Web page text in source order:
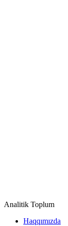
Analitik Toplum
Haqqımızda